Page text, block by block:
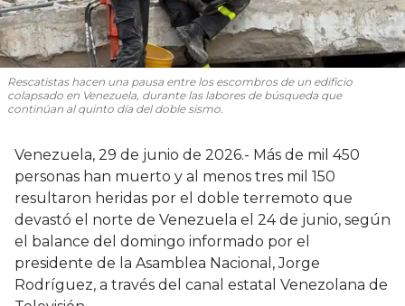
Rescatistas hacen una pausa entre los escombros de un edificio
colapsado en Venezuela, durante las labores de búsqueda que
continúan al quinto día del doble sismo.
Venezuela, 29 de junio de 2026.- Más de mil 450
personas han muerto y al menos tres mil 150
resultaron heridas por el doble terremoto que
devastó el norte de Venezuela el 24 de junio, según
el balance del domingo informado por el
presidente de la Asamblea Nacional, Jorge
Rodríguez, a través del canal estatal Venezolana de